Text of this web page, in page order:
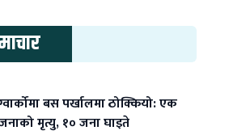
बस पर्खालमा ठोक्कियो: एक
मृत्यु, १० जना घाइते